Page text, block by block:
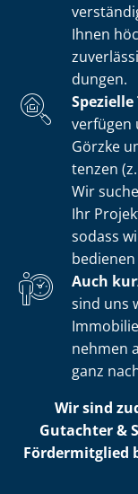
Ihnen
dun­gen.
verfügen
Görzke
ten­zen
Wir
Ihr
sodass
Auch
sind uns
nehmen
ganz
Wir sind
Gutachter &
Fördermitglied